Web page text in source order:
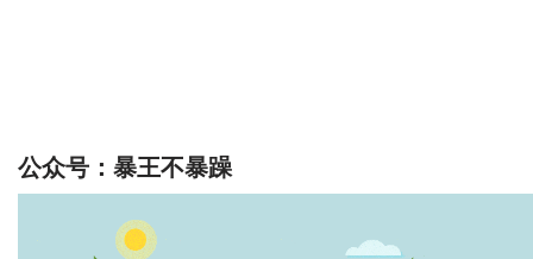
公众号：暴王不暴躁